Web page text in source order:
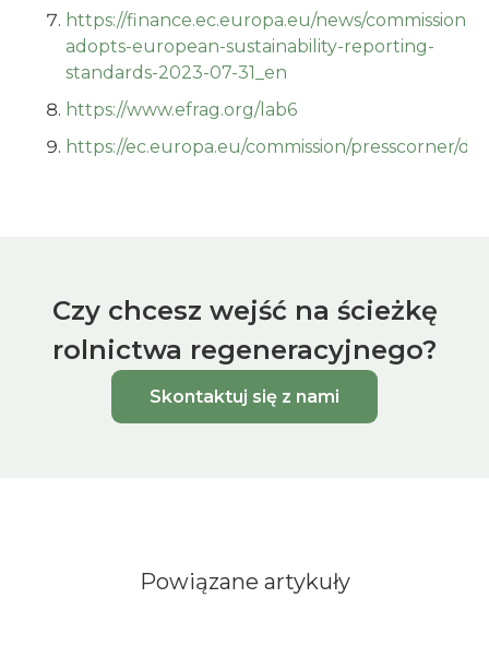
https://finance.ec.europa.eu/news/commission-
adopts-european-sustainability-reporting-
standards-2023-07-31_en
https://www.efrag.org/lab6
https://ec.europa.eu/commission/presscorner/
Czy chcesz wejść na ścieżkę
rolnictwa regeneracyjnego?
Skontaktuj się z nami
Powiązane artykuły